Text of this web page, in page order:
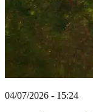
04/07/2026 - 15:24